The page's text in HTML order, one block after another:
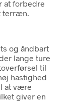
at forbedre
terræn.
og åndbart
lange ture
til
hastighed
at være
giver en